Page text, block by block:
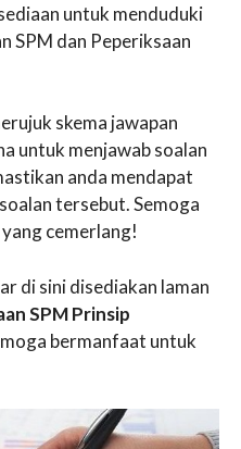
untuk menduduki
SPM dan Peperiksaan
skema jawapan
untuk menjawab soalan
anda mendapat
tersebut. Semoga
cemerlang!
di sini disediakan laman
SPM Prinsip
bermanfaat untuk